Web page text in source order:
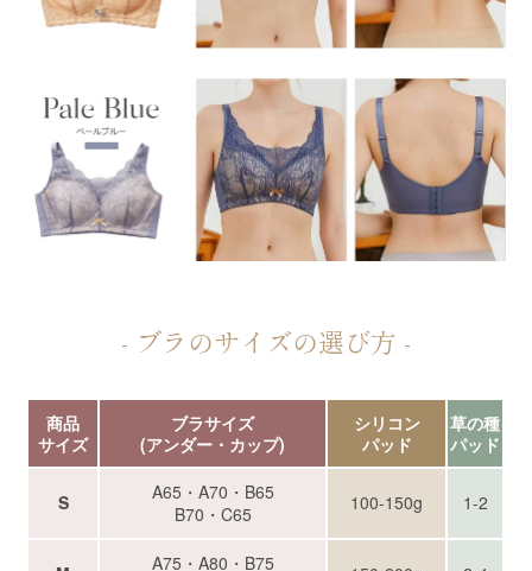
- ブラのサイズの選び方 -
商品
サイズ
ブラサイズ
(アンダー・カップ)
シリコン
パッド
草の種
パッド
S
A65・A70・B65
B70・C65
100-150g 1-2
A75・A80・B75